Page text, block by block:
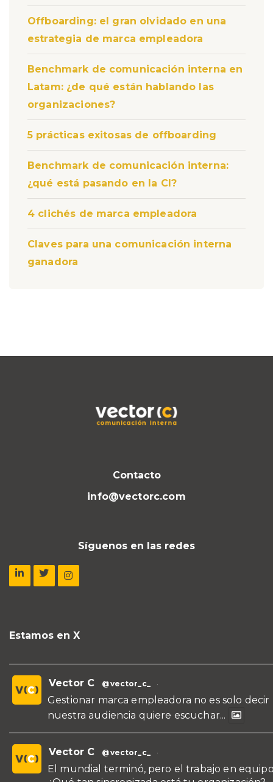
Offboarding: el gran olvidado en una
estrategia de marca empleadora
Benchmark de comunicación interna en
Latam: ¿de qué están hablando las
organizaciones?
5 prácticas exitosas de offboarding
Benchmark de comunicación interna:
¿qué está pasando en la CI?
4 clichés de marca empleadora
Claves para una comunicación interna
ganadora
Contacto
info@vectorc.com
Síguenos en las redes
Estamos en X
Vector C @vector_c_ ·
Gestionar marca empleadora no es solo
nuestra audiencia quiere escuchar...
Vector C @vector_c_ ·
El mundial terminó, pero el trabajo en